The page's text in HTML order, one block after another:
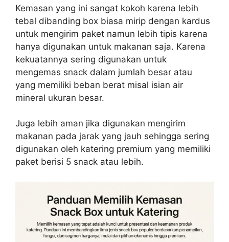
Kemasan yang ini sangat kokoh karena lebih
tebal dibanding box biasa mirip dengan kardus
untuk mengirim paket namun lebih tipis karena
hanya digunakan untuk makanan saja. Karena
kekuatannya sering digunakan untuk
mengemas snack dalam jumlah besar atau
yang memiliki beban berat misal isian air
mineral ukuran besar.
Juga lebih aman jika digunakan mengirim
makanan pada jarak yang jauh sehingga sering
digunakan oleh katering premium yang memiliki
paket berisi 5 snack atau lebih.